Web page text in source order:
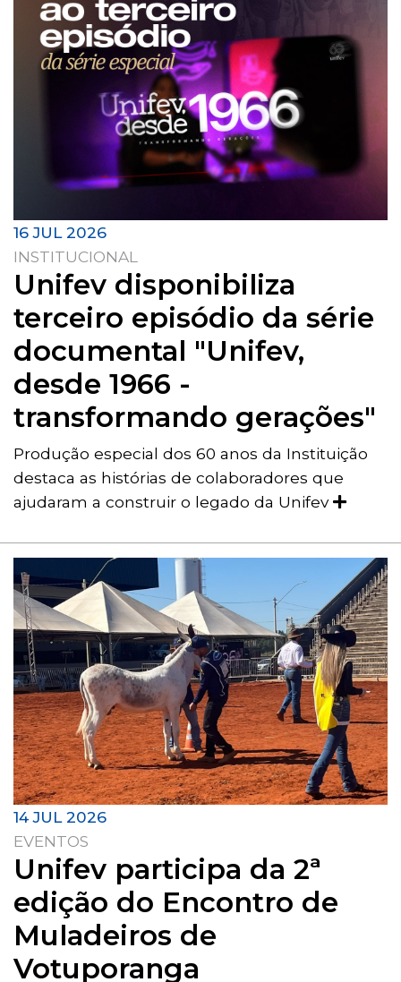
16 JUL 2026
INSTITUCIONAL
Unifev disponibiliza
terceiro episódio da série
documental "Unifev,
desde 1966 -
transformando gerações"
Produção especial dos 60 anos da Instituição
destaca as histórias de colaboradores que
ajudaram a construir o legado da Unifev
14 JUL 2026
EVENTOS
Unifev participa da 2ª
edição do Encontro de
Muladeiros de
Votuporanga